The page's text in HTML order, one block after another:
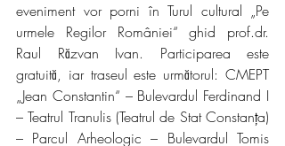
eveniment vor porni în Turul cultural „Pe
urmele Regilor României“ ghid prof.dr.
Raul Răzvan Ivan. Participarea este
gratuită, iar traseul este următorul: CMEPT
„Jean Constantin“ – Bulevardul Ferdinand I
– Teatrul Tranulis (Teatrul de Stat Constanța)
– Parcul Arheologic – Bulevardul Tomis